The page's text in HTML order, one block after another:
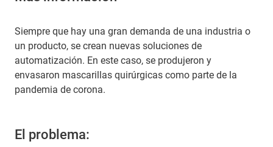
Siempre que hay una gran demanda de una industria o
un producto, se crean nuevas soluciones de
automatización. En este caso, se produjeron y
envasaron mascarillas quirúrgicas como parte de la
pandemia de corona.
El problema: